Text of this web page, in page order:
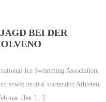
BEI DER
Ice Swimming Association,
sowie neutral startenden Athleten
über [...]